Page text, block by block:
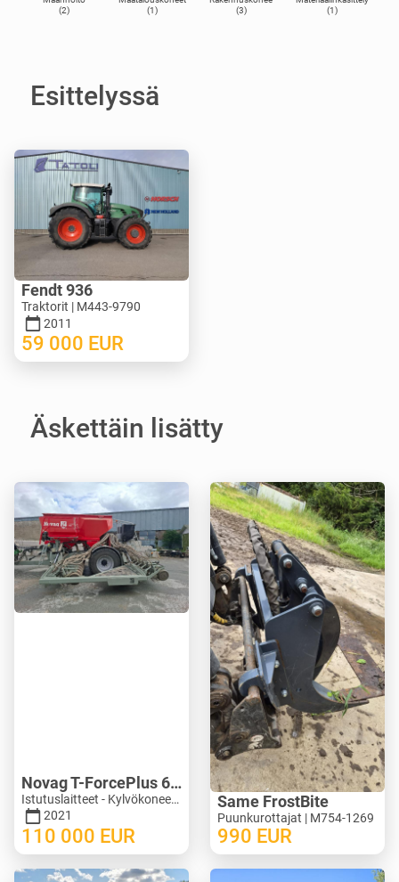
(2)
(1)
(3)
(1)
Esittelyssä
Fendt 936
Traktorit | M443-9790
2011
59 000 EUR
Äskettäin lisätty
Novag T-ForcePlus 650
Istutuslaitteet - Kylvökoneet | M246-9751
2021
110 000 EUR
Same FrostBite
Puunkurottajat | M754-1269
990 EUR